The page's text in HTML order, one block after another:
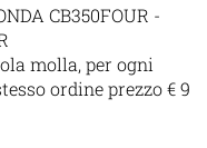
CB350FOUR -
molla, per ogni
ordine prezzo € 9